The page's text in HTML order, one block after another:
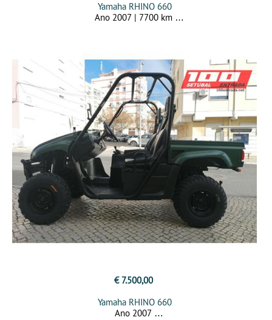
Yamaha RHINO 660
Ano 2007 | 7700 km
€ 7.500,00
Yamaha RHINO 660
Ano 2007